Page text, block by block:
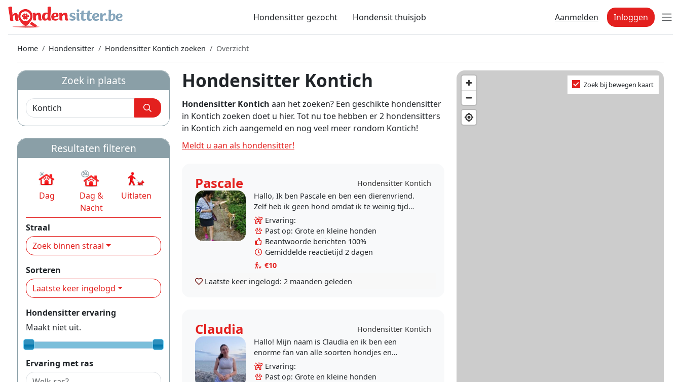
Hondensitter gezocht Hondensit thuisjob Aanmelden Inloggen
Home Hondensitter Hondensitter Kontich zoeken Overzicht
Hondensitter Kontich
Hondensitter Kontich aan het zoeken? Een geschikte hondensitter
in Kontich zoeken doet u hier. Tot nu toe hebben er 2 hondensitters
in Kontich zich aangemeld en nog veel meer rondom Kontich!
Meldt u aan als hondensitter!
Pascale
Hondensitter Kontich
Hallo, Ik ben Pascale en ben een dierenvriend.
Zelf heb ik geen hond omdat ik te weinig tijd
heb maar zorg graag voor uw hond. Ik ga ook
graag met..
Ervaring:
Past op: Grote en kleine honden
Beantwoorde berichten 100%
Gemiddelde reactietijd 2 dagen
€10
Laatste keer ingelogd: 2 maanden geleden
Claudia
Hondensitter Kontich
Hallo! Mijn naam is Claudia en ik ben een
enorme fan van alle soorten hondjes en
spendeer hier dus ook graag tijd mee :)
Ervaring:
Past op: Grote en kleine honden
Zoek bij bewegen kaart
Zoek in plaats
Resultaten filteren
Dag
Dag &
Nacht
Uitlaten
Straal
Zoek binnen straal
Sorteren
Laatste keer ingelogd
Hondensitter ervaring
Maakt niet uit.
Ervaring met ras